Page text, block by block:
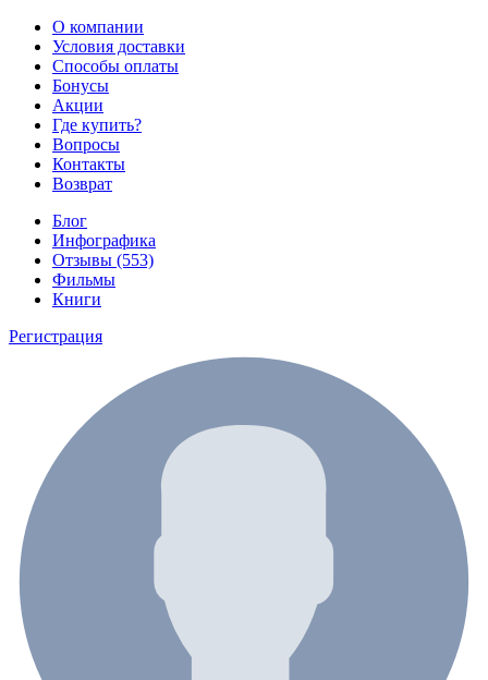
О компании
Условия доставки
Способы оплаты
Бонусы
Акции
Где купить?
Вопросы
Контакты
Возврат
Блог
Инфографика
Отзывы (553)
Фильмы
Книги
Регистрация